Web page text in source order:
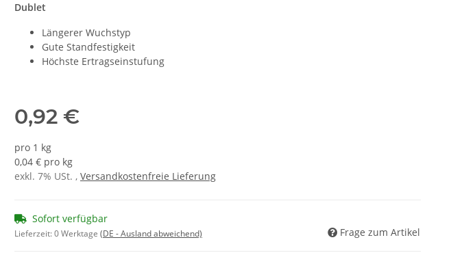
Dublet
Längerer Wuchstyp
Gute Standfestigkeit
Höchste Ertragseinstufung
0,92 €
pro 1 kg
0,04 € pro kg
exkl. 7% USt. , Versandkostenfreie Lieferung
Sofort verfügbar
Lieferzeit:0 Werktage (DE - Ausland abweichend) Frage zum Artikel